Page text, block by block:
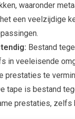
waaronder
een veelzijdige
Bestand
in veeleisende
prestaties te
tape is bestand
prestaties, zelfs